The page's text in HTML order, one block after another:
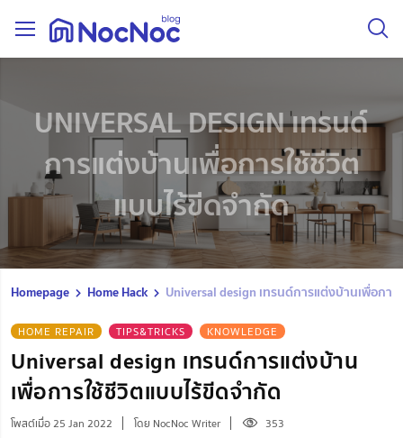
UNIVERSAL DESIGN เทรนด์
การแต่งบ้านเพื่อการใช้ชีวิต
แบบไร้ขีดจำกัด
Homepage Home Hack Universal design เทรนด์การแต่งบ้านเพื่อกา
HOME REPAIR TIPS&TRICKS KNOWLEDGE
Universal design เทรนด์การแต่งบ้าน
เพื่อการใช้ชีวิตแบบไร้ขีดจำกัด
โพสต์เมื่อ 25 Jan 2022 โดย NocNoc Writer 353